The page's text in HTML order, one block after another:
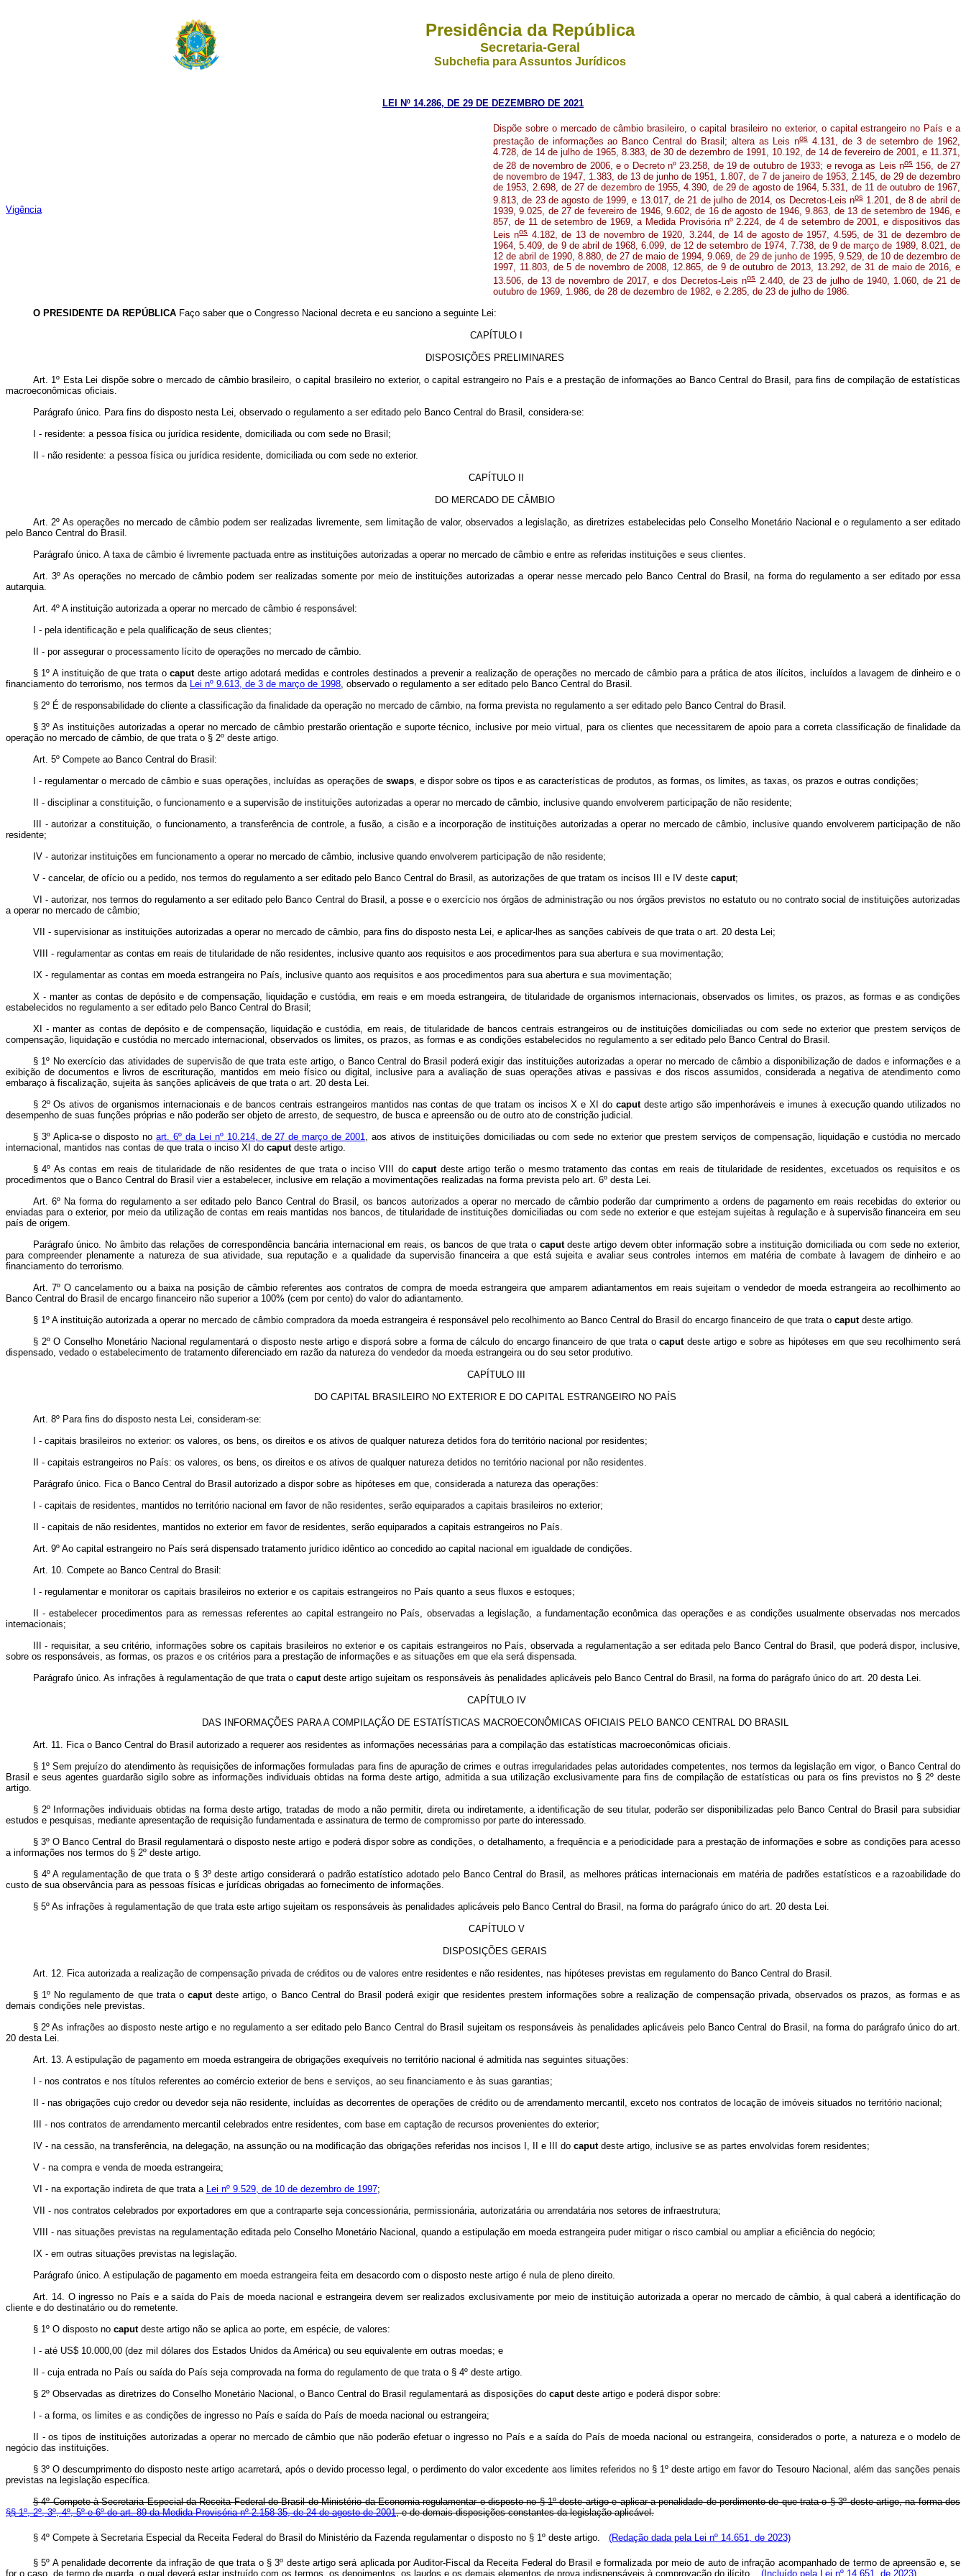
Presidência da República
Secretaria-Geral
Subchefia para Assuntos Jurídicos
LEI Nº 14.286, DE 29 DE DEZEMBRO DE 2021
Vigência
Dispõe sobre o mercado de câmbio brasileiro, o capital brasileiro no exterior, o capital estrangeiro no País e a
prestação de informações ao Banco Central do Brasil; altera as Leis nos4.131, de 3 de setembro de 1962,
4.728, de 14 de julho de 1965, 8.383, de 30 de dezembro de 1991, 10.192, de 14 de fevereiro de 2001, e 11.371,
de 28 de novembro de 2006, e o Decreto nº 23.258, de 19 de outubro de 1933; e revoga as Leis nos 156, de 27
de novembro de 1947, 1.383, de 13 de junho de 1951, 1.807, de 7 de janeiro de 1953, 2.145, de 29 de dezembro
de 1953, 2.698, de 27 de dezembro de 1955, 4.390, de 29 de agosto de 1964, 5.331, de 11 de outubro de 1967,
9.813, de 23 de agosto de 1999, e 13.017, de 21 de julho de 2014, os Decretos-Leis nos1.201, de 8 de abril de
1939, 9.025, de 27 de fevereiro de 1946, 9.602, de 16 de agosto de 1946, 9.863, de 13 de setembro de 1946, e
857, de 11 de setembro de 1969, a Medida Provisória nº 2.224, de 4 de setembro de 2001, e dispositivos das
Leis nos4.182, de 13 de novembro de 1920, 3.244, de 14 de agosto de 1957, 4.595, de 31 de dezembro de
1964, 5.409, de 9 de abril de 1968, 6.099, de 12 de setembro de 1974, 7.738, de 9 de março de 1989, 8.021, de
12 de abril de 1990, 8.880, de 27 de maio de 1994, 9.069, de 29 de junho de 1995, 9.529, de 10 de dezembro de
1997, 11.803, de 5 de novembro de 2008, 12.865, de 9 de outubro de 2013, 13.292, de 31 de maio de 2016, e
13.506, de 13 de novembro de 2017, e dos Decretos-Leis nos2.440, de 23 de julho de 1940, 1.060, de 21 de
outubro de 1969, 1.986, de 28 de dezembro de 1982, e 2.285, de 23 de julho de 1986.
O PRESIDENTE DA REPÚBLICAFaço saber que o Congresso Nacional decreta e eu sanciono a seguinte Lei:
CAPÍTULO I
DISPOSIÇÕES PRELIMINARES
Art. 1º Esta Lei dispõe sobre o mercado de câmbio brasileiro, o capital brasileiro no exterior, o capital estrangeiro no País e a prestação de informações ao Banco Central do Brasil, para fins de compilação de estatísticas
macroeconômicas oficiais.
Parágrafo único. Para fins do disposto nesta Lei, observado o regulamento a ser editado pelo Banco Central do Brasil, considera-se:
I - residente: a pessoa física ou jurídica residente, domiciliada ou com sede no Brasil;
II - não residente: a pessoa física ou jurídica residente, domiciliada ou com sede no exterior.
CAPÍTULO II
DO MERCADO DE CÂMBIO
Art. 2º As operações no mercado de câmbio podem ser realizadas livremente, sem limitação de valor, observados a legislação, as diretrizes estabelecidas pelo Conselho Monetário Nacional e o regulamento a ser editado
pelo Banco Central do Brasil.
Parágrafo único. A taxa de câmbio é livremente pactuada entre as instituições autorizadas a operar no mercado de câmbio e entre as referidas instituições e seus clientes.
Art. 3º As operações no mercado de câmbio podem ser realizadas somente por meio de instituições autorizadas a operar nesse mercado pelo Banco Central do Brasil, na forma do regulamento a ser editado por essa
autarquia.
Art. 4º A instituição autorizada a operar no mercado de câmbio é responsável:
I - pela identificação e pela qualificação de seus clientes;
II - por assegurar o processamento lícito de operações no mercado de câmbio.
§ 1º A instituição de que trata ocaputdeste artigo adotará medidas e controles destinados a prevenir a realização de operações no mercado de câmbio para a prática de atos ilícitos, incluídos a lavagem de dinheiro e o
financiamento do terrorismo, nos termos da Lei nº 9.613, de 3 de março de 1998, observado o regulamento a ser editado pelo Banco Central do Brasil.
§ 2º É de responsabilidade do cliente a classificação da finalidade da operação no mercado de câmbio, na forma prevista no regulamento a ser editado pelo Banco Central do Brasil.
§ 3º As instituições autorizadas a operar no mercado de câmbio prestarão orientação e suporte técnico, inclusive por meio virtual, para os clientes que necessitarem de apoio para a correta classificação de finalidade da
operação no mercado de câmbio, de que trata o § 2º deste artigo.
Art. 5º Compete ao Banco Central do Brasil:
I - regulamentar o mercado de câmbio e suas operações, incluídas as operações de swaps, e dispor sobre os tipos e as características de produtos, as formas, os limites, as taxas, os prazos e outras condições;
II - disciplinar a constituição, o funcionamento e a supervisão de instituições autorizadas a operar no mercado de câmbio, inclusive quando envolverem participação de não residente;
III - autorizar a constituição, o funcionamento, a transferência de controle, a fusão, a cisão e a incorporação de instituições autorizadas a operar no mercado de câmbio, inclusive quando envolverem participação de não
residente;
IV - autorizar instituições em funcionamento a operar no mercado de câmbio, inclusive quando envolverem participação de não residente;
V - cancelar, de ofício ou a pedido, nos termos do regulamento a ser editado pelo Banco Central do Brasil, as autorizações de que tratam os incisos III e IV deste caput;
VI - autorizar, nos termos do regulamento a ser editado pelo Banco Central do Brasil, a posse e o exercício nos órgãos de administração ou nos órgãos previstos no estatuto ou no contrato social de instituições autorizadas
a operar no mercado de câmbio;
VII - supervisionar as instituições autorizadas a operar no mercado de câmbio, para fins do disposto nesta Lei, e aplicar-lhes as sanções cabíveis de que trata o art. 20 desta Lei;
VIII - regulamentar as contas em reais de titularidade de não residentes, inclusive quanto aos requisitos e aos procedimentos para sua abertura e sua movimentação;
IX - regulamentar as contas em moeda estrangeira no País, inclusive quanto aos requisitos e aos procedimentos para sua abertura e sua movimentação;
X - manter as contas de depósito e de compensação, liquidação e custódia, em reais e em moeda estrangeira, de titularidade de organismos internacionais, observados os limites, os prazos, as formas e as condições
estabelecidos no regulamento a ser editado pelo Banco Central do Brasil;
XI - manter as contas de depósito e de compensação, liquidação e custódia, em reais, de titularidade de bancos centrais estrangeiros ou de instituições domiciliadas ou com sede no exterior que prestem serviços de
compensação, liquidação e custódia no mercado internacional, observados os limites, os prazos, as formas e as condições estabelecidos no regulamento a ser editado pelo Banco Central do Brasil.
§ 1º No exercício das atividades de supervisão de que trata este artigo, o Banco Central do Brasil poderá exigir das instituições autorizadas a operar no mercado de câmbio a disponibilização de dados e informações e a
exibição de documentos e livros de escrituração, mantidos em meio físico ou digital, inclusive para a avaliação de suas operações ativas e passivas e dos riscos assumidos, considerada a negativa de atendimento como
embaraço à fiscalização, sujeita às sanções aplicáveis de que trata o art. 20 desta Lei.
§ 2º Os ativos de organismos internacionais e de bancos centrais estrangeiros mantidos nas contas de que tratam os incisos X e XI do caputdeste artigo são impenhoráveis e imunes à execução quando utilizados no
desempenho de suas funções próprias e não poderão ser objeto de arresto, de sequestro, de busca e apreensão ou de outro ato de constrição judicial.
§ 3º Aplica-se o disposto noart. 6º da Lei nº 10.214, de 27 de março de 2001, aos ativos de instituições domiciliadas ou com sede no exterior que prestem serviços de compensação, liquidação e custódia no mercado
internacional, mantidos nas contas de que trata o inciso XI do caputdeste artigo.
§ 4º As contas em reais de titularidade de não residentes de que trata o inciso VIII docaputdeste artigo terão o mesmo tratamento das contas em reais de titularidade de residentes, excetuados os requisitos e os
procedimentos que o Banco Central do Brasil vier a estabelecer, inclusive em relação a movimentações realizadas na forma prevista pelo art. 6º desta Lei.
Art. 6º Na forma do regulamento a ser editado pelo Banco Central do Brasil, os bancos autorizados a operar no mercado de câmbio poderão dar cumprimento a ordens de pagamento em reais recebidas do exterior ou
enviadas para o exterior, por meio da utilização de contas em reais mantidas nos bancos, de titularidade de instituições domiciliadas ou com sede no exterior e que estejam sujeitas à regulação e à supervisão financeira em seu
país de origem.
Parágrafo único. No âmbito das relações de correspondência bancária internacional em reais, os bancos de que trata o caputdeste artigo devem obter informação sobre a instituição domiciliada ou com sede no exterior,
para compreender plenamente a natureza de sua atividade, sua reputação e a qualidade da supervisão financeira a que está sujeita e avaliar seus controles internos em matéria de combate à lavagem de dinheiro e ao
financiamento do terrorismo.
Art. 7º O cancelamento ou a baixa na posição de câmbio referentes aos contratos de compra de moeda estrangeira que amparem adiantamentos em reais sujeitam o vendedor de moeda estrangeira ao recolhimento ao
Banco Central do Brasil de encargo financeiro não superior a 100% (cem por cento) do valor do adiantamento.
§ 1º A instituição autorizada a operar no mercado de câmbio compradora da moeda estrangeira é responsável pelo recolhimento ao Banco Central do Brasil do encargo financeiro de que trata o caputdeste artigo.
§ 2º O Conselho Monetário Nacional regulamentará o disposto neste artigo e disporá sobre a forma de cálculo do encargo financeiro de que trata ocaputdeste artigo e sobre as hipóteses em que seu recolhimento será
dispensado, vedado o estabelecimento de tratamento diferenciado em razão da natureza do vendedor da moeda estrangeira ou do seu setor produtivo.
CAPÍTULO III
DO CAPITAL BRASILEIRO NO EXTERIOR E DO CAPITAL ESTRANGEIRO NO PAÍS
Art. 8º Para fins do disposto nesta Lei, consideram-se:
I - capitais brasileiros no exterior: os valores, os bens, os direitos e os ativos de qualquer natureza detidos fora do território nacional por residentes;
II - capitais estrangeiros no País: os valores, os bens, os direitos e os ativos de qualquer natureza detidos no território nacional por não residentes.
Parágrafo único. Fica o Banco Central do Brasil autorizado a dispor sobre as hipóteses em que, considerada a natureza das operações:
I - capitais de residentes, mantidos no território nacional em favor de não residentes, serão equiparados a capitais brasileiros no exterior;
II - capitais de não residentes, mantidos no exterior em favor de residentes, serão equiparados a capitais estrangeiros no País.
Art. 9º Ao capital estrangeiro no País será dispensado tratamento jurídico idêntico ao concedido ao capital nacional em igualdade de condições.
Art. 10. Compete ao Banco Central do Brasil:
I - regulamentar e monitorar os capitais brasileiros no exterior e os capitais estrangeiros no País quanto a seus fluxos e estoques;
II - estabelecer procedimentos para as remessas referentes ao capital estrangeiro no País, observadas a legislação, a fundamentação econômica das operações e as condições usualmente observadas nos mercados
internacionais;
III - requisitar, a seu critério, informações sobre os capitais brasileiros no exterior e os capitais estrangeiros no País, observada a regulamentação a ser editada pelo Banco Central do Brasil, que poderá dispor, inclusive,
sobre os responsáveis, as formas, os prazos e os critérios para a prestação de informações e as situações em que ela será dispensada.
Parágrafo único. As infrações à regulamentação de que trata o caputdeste artigo sujeitam os responsáveis às penalidades aplicáveis pelo Banco Central do Brasil, na forma do parágrafo único do art. 20 desta Lei.
CAPÍTULO IV
DAS INFORMAÇÕES PARA A COMPILAÇÃO DE ESTATÍSTICAS MACROECONÔMICAS OFICIAIS PELO BANCO CENTRAL DO BRASIL
Art. 11. Fica o Banco Central do Brasil autorizado a requerer aos residentes as informações necessárias para a compilação das estatísticas macroeconômicas oficiais.
§ 1º Sem prejuízo do atendimento às requisições de informações formuladas para fins de apuração de crimes e outras irregularidades pelas autoridades competentes, nos termos da legislação em vigor, o Banco Central do
Brasil e seus agentes guardarão sigilo sobre as informações individuais obtidas na forma deste artigo, admitida a sua utilização exclusivamente para fins de compilação de estatísticas ou para os fins previstos no § 2º deste
artigo.
§ 2º Informações individuais obtidas na forma deste artigo, tratadas de modo a não permitir, direta ou indiretamente, a identificação de seu titular, poderão ser disponibilizadas pelo Banco Central do Brasil para subsidiar
estudos e pesquisas, mediante apresentação de requisição fundamentada e assinatura de termo de compromisso por parte do interessado.
§ 3º O Banco Central do Brasil regulamentará o disposto neste artigo e poderá dispor sobre as condições, o detalhamento, a frequência e a periodicidade para a prestação de informações e sobre as condições para acesso
a informações nos termos do § 2º deste artigo.
§ 4º A regulamentação de que trata o § 3º deste artigo considerará o padrão estatístico adotado pelo Banco Central do Brasil, as melhores práticas internacionais em matéria de padrões estatísticos e a razoabilidade do
custo de sua observância para as pessoas físicas e jurídicas obrigadas ao fornecimento de informações.
§ 5º As infrações à regulamentação de que trata este artigo sujeitam os responsáveis às penalidades aplicáveis pelo Banco Central do Brasil, na forma do parágrafo único do art. 20 desta Lei.
CAPÍTULO V
DISPOSIÇÕES GERAIS
Art. 12. Fica autorizada a realização de compensação privada de créditos ou de valores entre residentes e não residentes, nas hipóteses previstas em regulamento do Banco Central do Brasil.
§ 1º No regulamento de que trata ocaputdeste artigo, o Banco Central do Brasil poderá exigir que residentes prestem informações sobre a realização de compensação privada, observados os prazos, as formas e as
demais condições nele previstas.
§ 2º As infrações ao disposto neste artigo e no regulamento a ser editado pelo Banco Central do Brasil sujeitam os responsáveis às penalidades aplicáveis pelo Banco Central do Brasil, na forma do parágrafo único do art.
20 desta Lei.
Art. 13. A estipulação de pagamento em moeda estrangeira de obrigações exequíveis no território nacional é admitida nas seguintes situações:
I - nos contratos e nos títulos referentes ao comércio exterior de bens e serviços, ao seu financiamento e às suas garantias;
II - nas obrigações cujo credor ou devedor seja não residente, incluídas as decorrentes de operações de crédito ou de arrendamento mercantil, exceto nos contratos de locação de imóveis situados no território nacional;
III - nos contratos de arrendamento mercantil celebrados entre residentes, com base em captação de recursos provenientes do exterior;
IV - na cessão, na transferência, na delegação, na assunção ou na modificação das obrigações referidas nos incisos I, II e III do caputdeste artigo, inclusive se as partes envolvidas forem residentes;
V - na compra e venda de moeda estrangeira;
VI - na exportação indireta de que trata a Lei nº 9.529, de 10 de dezembro de 1997;
VII - nos contratos celebrados por exportadores em que a contraparte seja concessionária, permissionária, autorizatária ou arrendatária nos setores de infraestrutura;
VIII - nas situações previstas na regulamentação editada pelo Conselho Monetário Nacional, quando a estipulação em moeda estrangeira puder mitigar o risco cambial ou ampliar a eficiência do negócio;
IX - em outras situações previstas na legislação.
Parágrafo único. A estipulação de pagamento em moeda estrangeira feita em desacordo com o disposto neste artigo é nula de pleno direito.
Art. 14. O ingresso no País e a saída do País de moeda nacional e estrangeira devem ser realizados exclusivamente por meio de instituição autorizada a operar no mercado de câmbio, à qual caberá a identificação do
cliente e do destinatário ou do remetente.
§ 1º O disposto no caputdeste artigo não se aplica ao porte, em espécie, de valores:
I - até US$ 10.000,00 (dez mil dólares dos Estados Unidos da América) ou seu equivalente em outras moedas; e
II - cuja entrada no País ou saída do País seja comprovada na forma do regulamento de que trata o § 4º deste artigo.
§ 2º Observadas as diretrizes do Conselho Monetário Nacional, o Banco Central do Brasil regulamentará as disposições do caputdeste artigo e poderá dispor sobre:
I - a forma, os limites e as condições de ingresso no País e saída do País de moeda nacional ou estrangeira;
II - os tipos de instituições autorizadas a operar no mercado de câmbio que não poderão efetuar o ingresso no País e a saída do País de moeda nacional ou estrangeira, considerados o porte, a natureza e o modelo de
negócio das instituições.
§ 3º O descumprimento do disposto neste artigo acarretará, após o devido processo legal, o perdimento do valor excedente aos limites referidos no § 1º deste artigo em favor do Tesouro Nacional, além das sanções penais
previstas na legislação específica.
§ 4º Compete à Secretaria Especial da Receita Federal do Brasil do Ministério da Economia regulamentar o disposto no § 1º deste artigo e aplicar a penalidade de perdimento de que trata o § 3º deste artigo, na forma dos
§§ 1º, 2º, 3º, 4º, 5º e 6º do art. 89 da Medida Provisória nº 2.158-35, de 24 de agosto de 2001, e de demais disposições constantes da legislação aplicável.
§ 4º Compete à Secretaria Especial da Receita Federal do Brasil do Ministério da Fazenda regulamentar o disposto no § 1º deste artigo. (Redação dada pela Lei nº 14.651, de 2023)
§ 5º A penalidade decorrente da infração de que trata o § 3º deste artigo será aplicada por Auditor-Fiscal da Receita Federal do Brasil e formalizada por meio de auto de infração acompanhado de termo de apreensão e, se
for o caso, de termo de guarda, o qual deverá estar instruído com os termos, os depoimentos, os laudos e os demais elementos de prova indispensáveis à comprovação do ilícito. (Incluído pela Lei nº 14.651, de 2023)